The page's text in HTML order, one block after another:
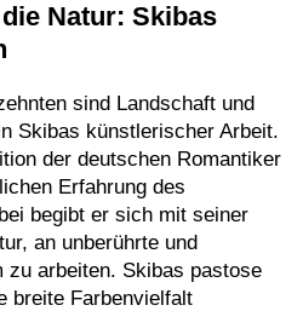
Natur: Skibas
sind Landschaft und
Skibas künstlerischer Arbeit.
der deutschen Romantiker
Erfahrung des
begibt er sich mit seiner
an unberührte und
zu arbeiten. Skibas pastose
breite Farbenvielfalt